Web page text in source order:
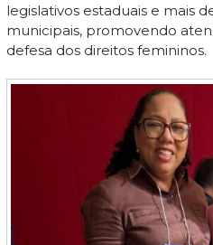
legislativos estaduais e mais
municipais, promovendo
defesa dos direitos femininos.